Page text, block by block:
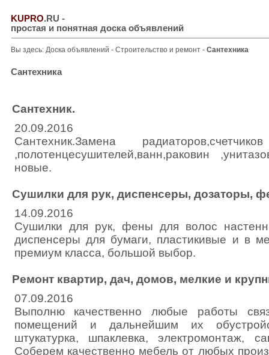
KUPRO.RU -
простая и понятная доска объявлений
Вы здесь: Доска объявлений - Строительство и ремонт - Сантехника
Сантехника
Сантехник.
20.09.2016
Сантехник.Замена
,полотенцесушителей,ванн,раковин
новые.
Сушилки для рук, диспенсеры, дозаторы,
14.09.2016
Сушилки для рук, фены для волос
диспенсеры для бумаги, пластикивые и в
премиум класса, большой выбор.
Ремонт квартир, дач, домов, мелкие и
07.09.2016
Выполню качественно любые работы
помещений и дальнейшим их
штукатурка, шпаклевка, электромонтаж,
Соберем качественно мебель от любых